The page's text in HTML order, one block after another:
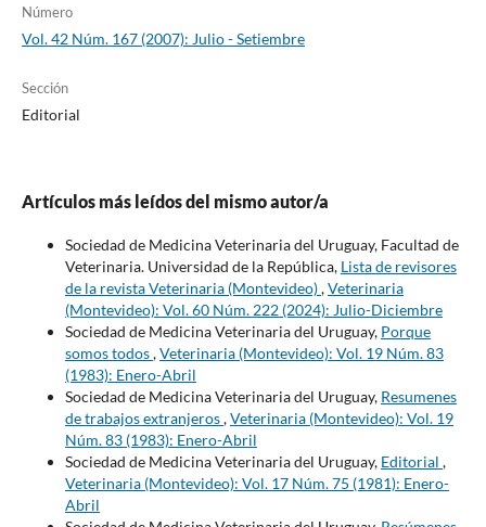
Número
Vol. 42 Núm. 167 (2007): Julio - Setiembre
Sección
Editorial
Artículos más leídos del mismo autor/a
Sociedad de Medicina Veterinaria del Uruguay, Facultad de
Veterinaria. Universidad de la República, Lista de revisores
de la revista Veterinaria (Montevideo),Veterinaria
(Montevideo): Vol. 60 Núm. 222 (2024): Julio-Diciembre
Sociedad de Medicina Veterinaria del Uruguay, Porque
somos todos,Veterinaria (Montevideo): Vol. 19 Núm. 83
(1983): Enero-Abril
Sociedad de Medicina Veterinaria del Uruguay, Resumenes
de trabajos extranjeros,Veterinaria (Montevideo): Vol. 19
Núm. 83 (1983): Enero-Abril
Sociedad de Medicina Veterinaria del Uruguay, Editorial ,
Veterinaria (Montevideo): Vol. 17 Núm. 75 (1981): Enero-
Abril